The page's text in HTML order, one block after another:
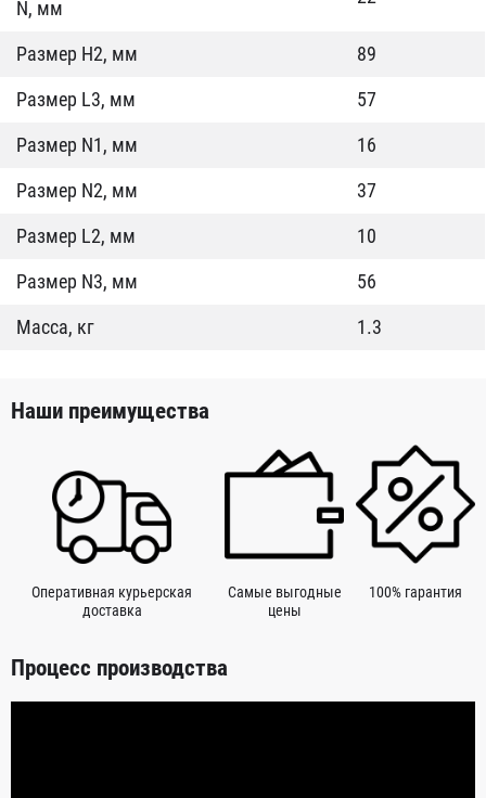
N, мм
Размер Н2, мм
89
Размер L3, мм
57
Размер N1, мм
16
Размер N2, мм
37
Размер L2, мм
10
Размер N3, мм
56
Масса, кг
1.3
Наши преимущества
Оперативная курьерская
доставка
Самые выгодные
цены
100% гарантия
Процесс производства